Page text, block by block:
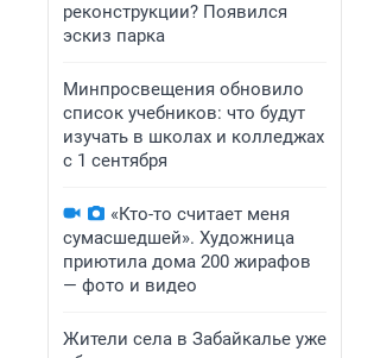
реконструкции? Появился
эскиз парка
Минпросвещения обновило
список учебников: что будут
изучать в школах и колледжах
с 1 сентября
«Кто-то считает меня
сумасшедшей». Художница
приютила дома 200 жирафов
— фото и видео
Жители села в Забайкалье уже